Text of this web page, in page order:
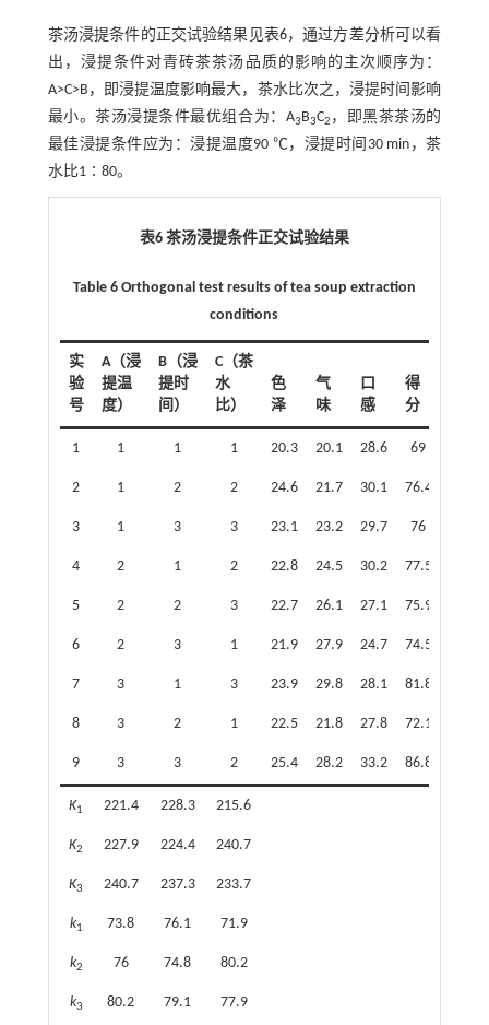
茶汤浸提条件的正交试验结果见表6，通过方差分析可以看
出，浸提条件对青砖茶茶汤品质的影响的主次顺序为：
A>C>B，即浸提温度影响最大，茶水比次之，浸提时间影响
最小。茶汤浸提条件最优组合为：A3B3C2 ，即黑茶茶汤的
最佳浸提条件应为：浸提温度90 ℃，浸提时间30 min，茶
水比1∶80。
表6 茶汤浸提条件正交试验结果
Table 6 Orthogonal test results of tea soup extraction
conditions
实
验
号
A（浸
提温
度）
B（浸
提时
间）
C（茶
水
比）
色
泽
气
味
口
感
得
分
1 1 1 1 20.3 20.1 28.6 69
2 1 2 2 24.6 21.7 30.1 76.4
3 1 3 3 23.1 23.2 29.7 76
4 2 1 2 22.8 24.5 30.2 77.5
5 2 2 3 22.7 26.1 27.1 75.9
6 2 3 1 21.9 27.9 24.7 74.5
7 3 1 3 23.9 29.8 28.1 81.8
8 3 2 1 22.5 21.8 27.8 72.1
9 3 3 2 25.4 28.2 33.2 86.8
K1 221.4 228.3 215.6
K2 227.9 224.4 240.7
K3 240.7 237.3 233.7
k1 73.8 76.1 71.9
k2 76 74.8 80.2
k3 80.2 79.1 77.9